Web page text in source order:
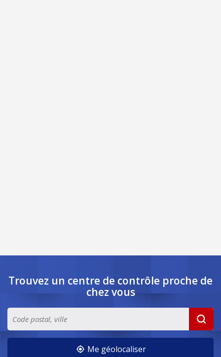
Trouvez un centre de contrôle proche de
chez vous
Me géolocaliser